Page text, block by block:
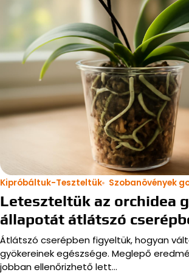
Kipróbáltuk-Teszteltük Szobanövények
Leteszteltük az orchidea
állapotát átlátszó
Átlátszó cserépben figyeltük, hogyan
gyökereinek egészsége. Meglepő
jobban ellenőrizhető lett…